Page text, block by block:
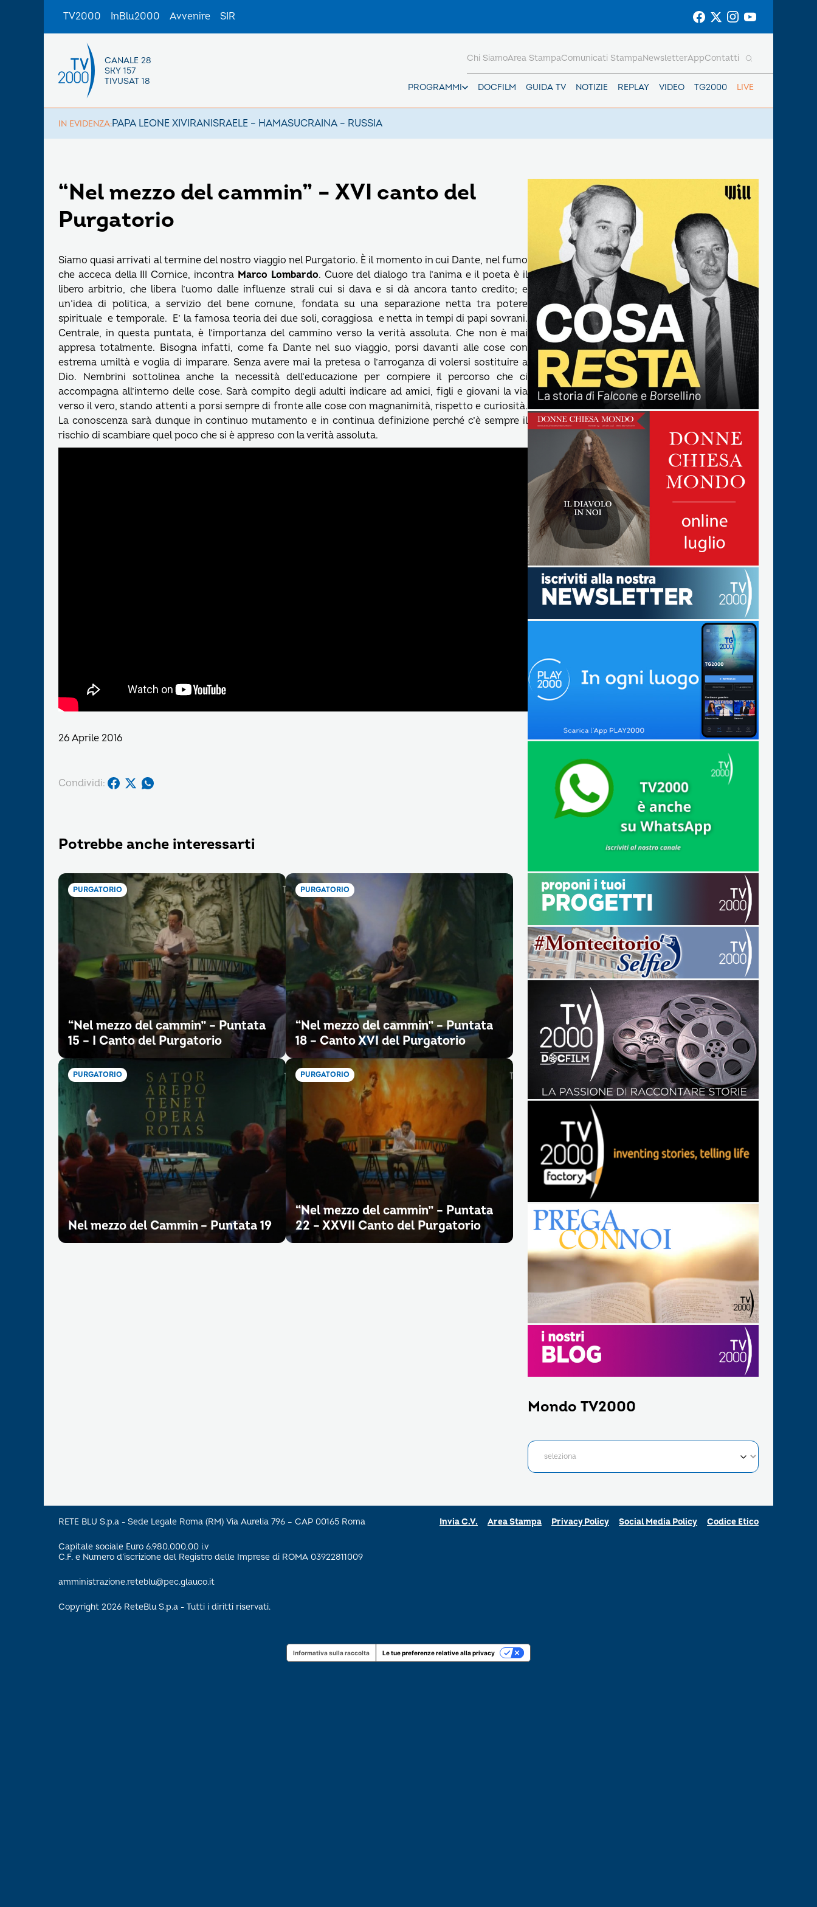
TV2000 InBlu2000 Avvenire SIR
CANALE 28
SKY 157
TIVUSAT 18
PROGRAMMI DOCFILM GUIDA TV NOTIZIE REPLAY VIDEO TG2000 LIVE
Chi SiamoArea StampaComunicati StampaNewsletterAppContatti
IN EVIDENZA:PAPA LEONE XIVIRANISRAELE – HAMASUCRAINA – RUSSIA
“Nel mezzo del cammin” – XVI canto del
Purgatorio
Siamo quasi arrivati al termine del nostro viaggio nel Purgatorio. È il momento in cui Dante, nel fumo
che acceca della III Cornice, incontra Marco Lombardo. Cuore del dialogo tra l’anima e il poeta è il
libero arbitrio, che libera l’uomo dalle influenze strali cui si dava e si dà ancora tanto credito; e
un’idea di politica, a servizio del bene comune, fondata su una separazione netta tra potere
spirituale e temporale. E’ la famosa teoria dei due soli, coraggiosa e netta in tempi di papi sovrani.
Centrale, in questa puntata, è l’importanza del cammino verso la verità assoluta. Che non è mai
appresa totalmente. Bisogna infatti, come fa Dante nel suo viaggio, porsi davanti alle cose con
estrema umiltà e voglia di imparare. Senza avere mai la pretesa o l’arroganza di volersi sostituire a
Dio. Nembrini sottolinea anche la necessità dell’educazione per compiere il percorso che ci
accompagna all’interno delle cose. Sarà compito degli adulti indicare ad amici, figli e giovani la via
verso il vero, stando attenti a porsi sempre di fronte alle cose con magnanimità, rispetto e curiosità.
La conoscenza sarà dunque in continuo mutamento e in continua definizione perché c’è sempre il
rischio di scambiare quel poco che si è appreso con la verità assoluta.
26 Aprile 2016
Condividi:
Potrebbe anche interessarti
PURGATORIO
“Nel mezzo del cammin” – Puntata
15 – I Canto del Purgatorio
PURGATORIO
“Nel mezzo del cammin” – Puntata
18 – Canto XVI del Purgatorio
PURGATORIO
Nel mezzo del Cammin – Puntata 19
PURGATORIO
“Nel mezzo del cammin” – Puntata
22 – XXVII Canto del Purgatorio
Mondo TV2000
RETE BLU S.p.a - Sede Legale Roma (RM) Via Aurelia 796 – CAP 00165 Roma
Capitale sociale Euro 6.980.000,00 i.v
C.F. e Numero d’iscrizione del Registro delle Imprese di ROMA 03922811009
amministrazione.reteblu@pec.glauco.it
Copyright 2026 ReteBlu S.p.a - Tutti i diritti riservati.
Invia C.V. Area Stampa Privacy Policy Social Media Policy Codice Etico
Informativa sulla raccolta Le tue preferenze relative alla privacy